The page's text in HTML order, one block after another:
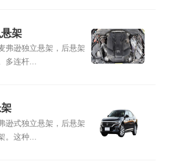
架
弗逊独立悬架，后悬架
多连杆...
逊式独立悬架，后悬架
。这种...